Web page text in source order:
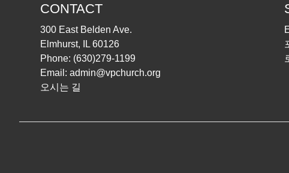
CONTACT
300 East Belden Ave.
Elmhurst, IL 60126
Phone: (630)279-1199
Email: admin@vpchurch.org
오시는 길